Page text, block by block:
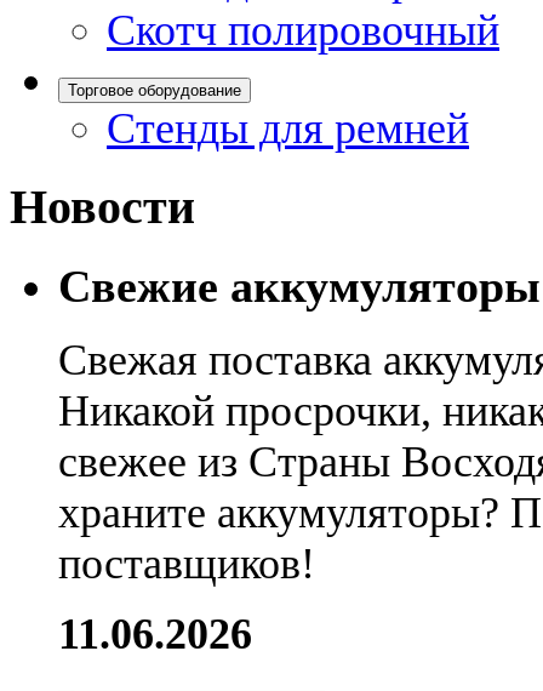
Скотч полировочный
Торговое оборудование
Стенды для ремней
Новости
Свежие
Свежая поставка
Никакой просрочки,
свежее из Страны
храните аккумуляторы?
поставщиков!
11.06.2026